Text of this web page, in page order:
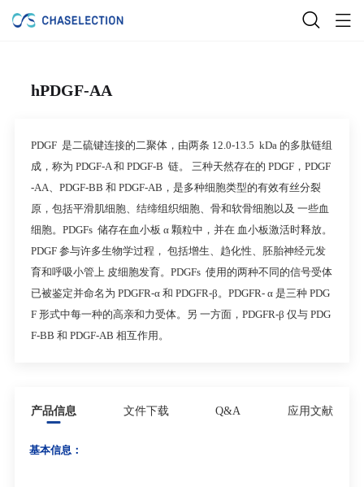
hPDGF-AA
PDGF 是二硫键连接的二聚体，由两条 12.0-13.5 kDa 的多肽链组
成，称为 PDGF-A 和 PDGF-B 链。 三种天然存在的 PDGF，PDGF
-AA、PDGF-BB 和 PDGF-AB，是多种细胞类型的有效有丝分裂
原，包括平滑肌细胞、结缔组织细胞、骨和软骨细胞以及 一些血
细胞。PDGFs 储存在血小板 α 颗粒中，并在 血小板激活时释放。
PDGF 参与许多生物学过程， 包括增生、趋化性、胚胎神经元发
育和呼吸小管上 皮细胞发育。PDGFs 使用的两种不同的信号受体
已被鉴定并命名为 PDGFR-α 和 PDGFR-β。PDGFR- α 是三种 PDG
F 形式中每一种的高亲和力受体。另 一方面，PDGFR-β 仅与 PDG
F-BB 和 PDGF-AB 相互作用。
产品信息 文件下载 Q&A 应用文献
基本信息：